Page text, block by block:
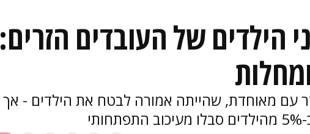
הילדים של העובדים הזרים:
עם מאוחדת, שהייתה אמורה לבטח את הילדים - אך